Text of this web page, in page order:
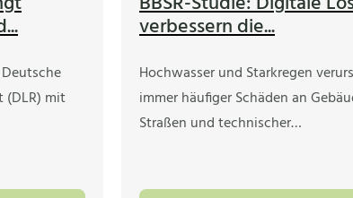
(DLR) mit
verbessern die...
Hochwasser und Starkregen
immer häufiger Schäden an
Straßen und technischer…